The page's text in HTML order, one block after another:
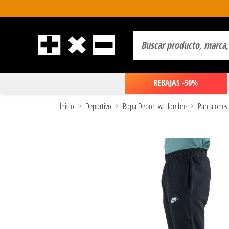
REBAJAS -50%
Inicio Deportivo Ropa Deportiva Hombre